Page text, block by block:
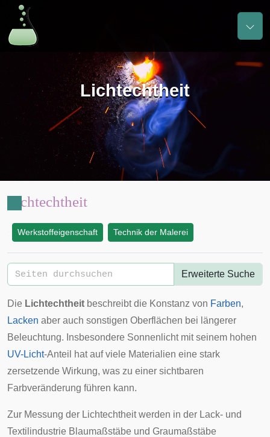
Lichtechtheit
Lichtechtheit
Werkstoffeigenschaft Technik der Malerei
Erweiterte Suche
Die Lichtechtheit beschreibt die Konstanz von Farben,
Lacken aber auch sonstigen Oberflächen bei längerer
Beleuchtung. Insbesondere Sonnenlichtmit seinem hohen
UV-Licht-Anteil hat auf viele Materialien eine stark
zersetzende Wirkung, was zu einer sichtbaren
Farbveränderung führen kann.
Zur Messung der Lichtechtheit werden in der Lack- und
Textilindustrie Blaumaßstäbe und Graumaßstäbe